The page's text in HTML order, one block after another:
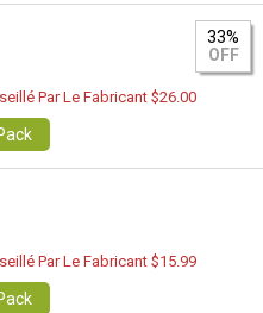
33%
OFF
Par Le Fabricant $26.00
Par Le Fabricant $15.99